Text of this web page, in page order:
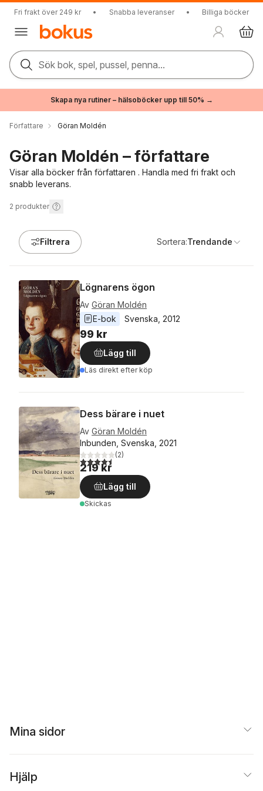
Fri frakt över 249 kr • Snabba leveranser • Billiga böcker
Sök bok, spel, pussel, penna...
Skapa nya rutiner – hälsoböcker upp till 50% →
Författare Göran Moldén
Göran Moldén – författare
Visar alla böcker från författaren . Handla med fri frakt och
snabb leverans.
2 produkter
Filtrera Sortera:Trendande
Lögnarens ögon
Av Göran Moldén
E-bok
Svenska 2012
99 kr
Lägg till
Läs direkt efter köp
Dess bärare i nuet
Av Göran Moldén
Inbunden, Svenska, 2021
4,5utav 5 stjärnor. Totalt antal röster:
(2)
219 kr
Lägg till
Skickas
Mina sidor
Hjälp